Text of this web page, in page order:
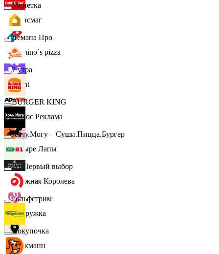
Офисмаг
Domino`s pizza
Urent
Эдмос Реклама
Четыре Лапы
Снежная Королева
Подружка
Стокманн
Монетка
Лемана Про
7 утра
BURGER KING
Хочу.Могу – Суши.Пицца.Бургер
B1 Первый выбор
Гольфстрим
Покупочка